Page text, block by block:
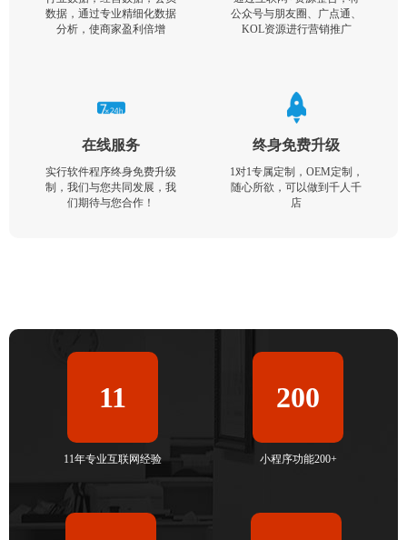
数据，通过专业精细化数据
分析，使商家盈利倍增
公众号与朋友圈、广点通、
KOL资源进行营销推广
在线服务
实行软件程序终身免费升级
制，我们与您共同发展，我
们期待与您合作！
终身免费升级
1对1专属定制，OEM定制，
随心所欲，可以做到千人千
店
11
11年专业互联网经验
200
小程序功能200+